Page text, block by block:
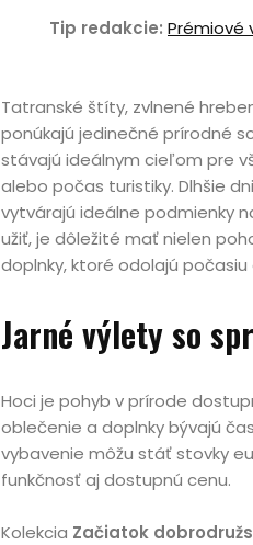
Tip redakcie: Prémiové
Tatranské štíty, zvlnené
ponúkajú jedinečné prírodné
stávajú ideálnym cieľom pre
alebo počas turistiky. Dlhšie
vytvárajú ideálne podmienky
užiť, je dôležité mať nielen
doplnky, ktoré odolajú
Jarné výlety so
Hoci je pohyb v prírode
oblečenie a doplnky bývajú
vybavenie môžu stáť stovky
funkčnosť aj dostupnú cenu.
Kolekcia Začiatok